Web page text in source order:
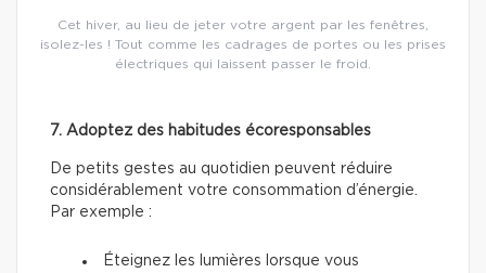
Cet hiver, au lieu de jeter votre argent par les fenêtres,
isolez-les ! Tout comme les cadrages de portes ou les prises
électriques qui laissent passer le froid.
7. Adoptez des habitudes écoresponsables
De petits gestes au quotidien peuvent réduire
considérablement votre consommation d’énergie.
Par exemple :
Éteignez les lumières lorsque vous